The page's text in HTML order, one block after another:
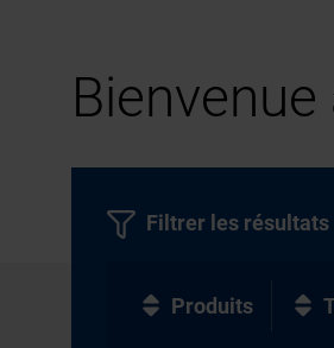
Filtrer les résultats
Produits